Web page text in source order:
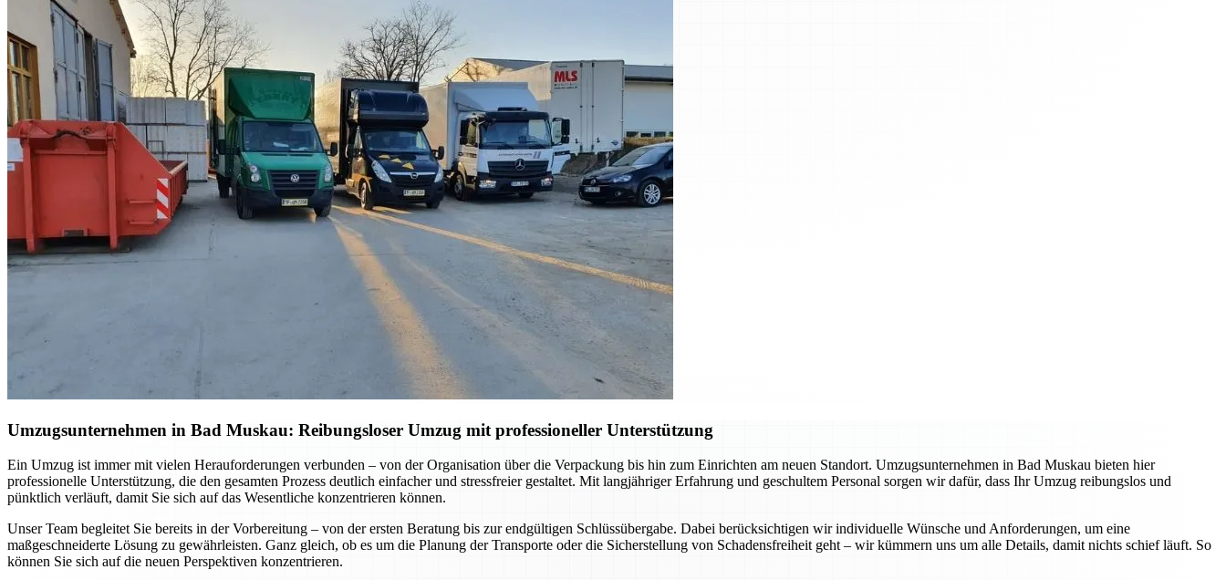
Umzugsunternehmen in Bad Muskau: Reibungsloser Umzug mit professioneller Unterstützung
Ein Umzug ist immer mit vielen Herauforderungen verbunden – von der Organisation über die Verpackung bis hin zum Einrichten am neuen Standort. Umzugsunternehmen in Bad Muskau bieten hier
professionelle Unterstützung, die den gesamten Prozess deutlich einfacher und stressfreier gestaltet. Mit langjähriger Erfahrung und geschultem Personal sorgen wir dafür, dass Ihr Umzug reibungslos und
pünktlich verläuft, damit Sie sich auf das Wesentliche konzentrieren können.
Unser Team begleitet Sie bereits in der Vorbereitung – von der ersten Beratung bis zur endgültigen Schlüssübergabe. Dabei berücksichtigen wir individuelle Wünsche und Anforderungen, um eine
maßgeschneiderte Lösung zu gewährleisten. Ganz gleich, ob es um die Planung der Transporte oder die Sicherstellung von Schadensfreiheit geht – wir kümmern uns um alle Details, damit nichts schief läuft. So
können Sie sich auf die neuen Perspektiven konzentrieren.